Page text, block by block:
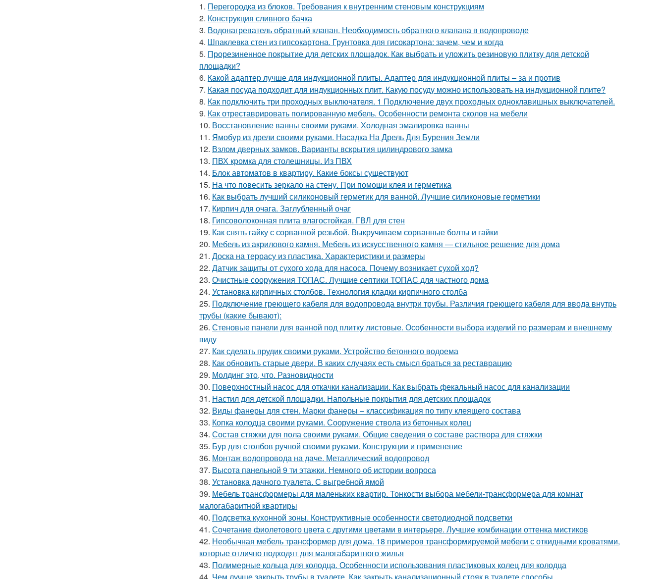
1. Перегородка из блоков. Требования к внутренним стеновым конструкциям
2. Конструкция сливного бачка
3. Водонагреватель обратный клапан. Необходимость обратного клапана в водопроводе
4. Шпаклевка стен из гипсокартона. Грунтовка для гисокартона: зачем, чем и когда
5. Прорезиненное покрытие для детских площадок. Как выбрать и уложить резиновую плитку для детской
площадки?
6. Какой адаптер лучше для индукционной плиты. Адаптер для индукционной плиты – за и против
7. Какая посуда подходит для индукционных плит. Какую посуду можно использовать на индукционной плите?
8. Как подключить три проходных выключателя. 1 Подключение двух проходных одноклавишных выключателей.
9. Как отреставрировать полированную мебель. Особенности ремонта сколов на мебели
10. Восстановление ванны своими руками. Холодная эмалировка ванны
11. Ямобур из дрели своими руками. Насадка На Дрель Для Бурения Земли
12. Взлом дверных замков. Варианты вскрытия цилиндрового замка
13. ПВХ кромка для столешницы. Из ПВХ
14. Блок автоматов в квартиру. Какие боксы существуют
15. На что повесить зеркало на стену. При помощи клея и герметика
16. Как выбрать лучший силиконовый герметик для ванной. Лучшие силиконовые герметики
17. Кирпич для очага. Заглубленный очаг
18. Гипсоволоконная плита влагостойкая. ГВЛ для стен
19. Как снять гайку с сорванной резьбой. Выкручиваем сорванные болты и гайки
20. Мебель из акрилового камня. Мебель из искусственного камня — стильное решение для дома
21. Доска на террасу из пластика. Характеристики и размеры
22. Датчик защиты от сухого хода для насоса. Почему возникает сухой ход?
23. Очистные сооружения ТОПАС. Лучшие септики ТОПАС для частного дома
24. Установка кирпичных столбов. Технология кладки кирпичного столба
25. Подключение греющего кабеля для водопровода внутри трубы. Различия греющего кабеля для ввода внутрь
трубы (какие бывают):
26. Стеновые панели для ванной под плитку листовые. Особенности выбора изделий по размерам и внешнему
виду
27. Как сделать прудик своими руками. Устройство бетонного водоема
28. Как обновить старые двери. В каких случаях есть смысл браться за реставрацию
29. Молдинг это, что. Разновидности
30. Поверхностный насос для откачки канализации. Как выбрать фекальный насос для канализации
31. Настил для детской площадки. Напольные покрытия для детских площадок
32. Виды фанеры для стен. Марки фанеры – классификация по типу клеящего состава
33. Копка колодца своими руками. Сооружение ствола из бетонных колец
34. Состав стяжки для пола своими руками. Общие сведения о составе раствора для стяжки
35. Бур для столбов ручной своими руками. Конструкции и применение
36. Монтаж водопровода на даче. Металлический водопровод
37. Высота панельной 9 ти этажки. Немного об истории вопроса
38. Установка дачного туалета. С выгребной ямой
39. Мебель трансформеры для маленьких квартир. Тонкости выбора мебели-трансформера для комнат
малогабаритной квартиры
40. Подсветка кухонной зоны. Конструктивные особенности светодиодной подсветки
41. Сочетание фиолетового цвета с другими цветами в интерьере. Лучшие комбинации оттенка мистиков
42. Необычная мебель трансформер для дома. 18 примеров трансформируемой мебели с откидными кроватями,
которые отлично подходят для малогабаритного жилья
43. Полимерные кольца для колодца. Особенности использования пластиковых колец для колодца